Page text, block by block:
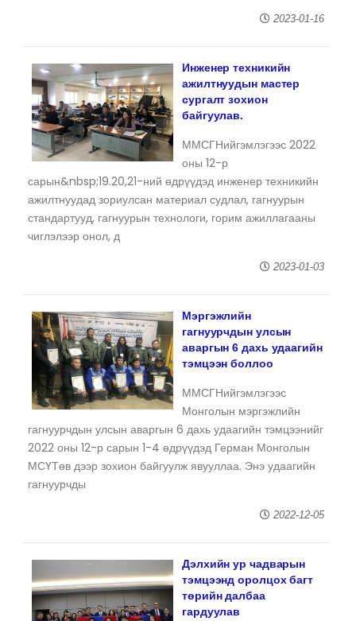
2023-01-16
Инженер техникийн
ажилтнуудын мастер
сургалт зохион
байгуулав.
ММСГНийгэмлэгээс 2022
оны 12-р
сарын&nbsp;19.20,21-ний өдрүүдэд инженер техникийн
ажилтнуудад зориулсан материал судлал, гагнуурын
стандартууд, гагнуурын технологи, горим ажиллагааны
чиглэлээр онол, д
2023-01-03
Мэргэжлийн
гагнуурчдын улсын
аваргын 6 дахь удаагийн
тэмцээн боллоо
ММСГНийгэмлэгээс
Монголын мэргэжлийн
гагнуурчдын улсын аваргын 6 дахь удаагийн тэмцээнийг
2022 оны 12-р сарын 1-4 өдрүүдэд Герман Монголын
МСҮТөв дээр зохион байгуулж явууллаа. Энэ удаагийн
гагнуурчды
2022-12-05
Дэлхийн ур чадварын
тэмцээнд оролцох багт
төрийн далбаа
гардуулав